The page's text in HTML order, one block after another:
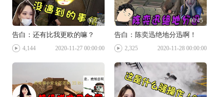
00:25
告白：还有比我更欧的嘛？
4,144 2020-11-27 00:00:00
00:45
告白：陈奕迅绝地分迅啊！
2,325 2020-11-28 00:00:00